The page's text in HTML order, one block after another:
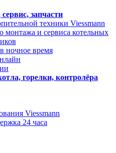
запчасти
техники Viessmann
монтажа и сервиса котельных
ночное время
горелки, контролёра
Viessmann
24 часа